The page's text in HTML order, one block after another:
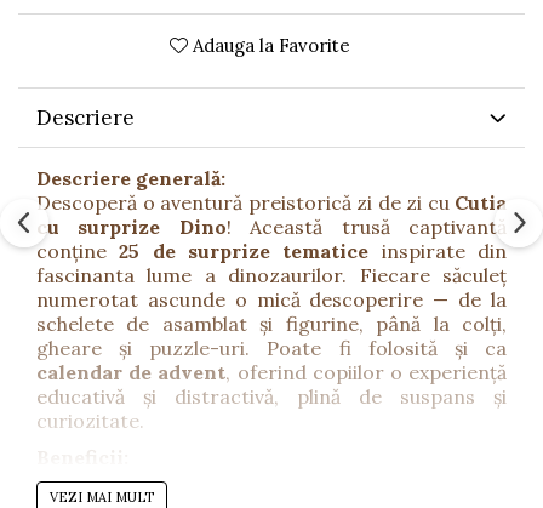
Adauga la Favorite
Descriere
Descriere generală:
Descoperă o aventură preistorică zi de zi cu Cutia
cu surprize Dino! Această trusă captivantă
conține25 de surprize tematice inspirate din
fascinanta lume a dinozaurilor. Fiecare săculeț
numerotat ascunde o mică descoperire — de la
schelete de asamblat și figurine, până la colți,
gheare și puzzle-uri. Poate fi folosită și ca
calendar de advent, oferind copiilor o experiență
educativă și distractivă, plină de suspans și
curiozitate.
Beneficii:
Încurajează descoperirea, explorarea și jocul
VEZI MAI MULT